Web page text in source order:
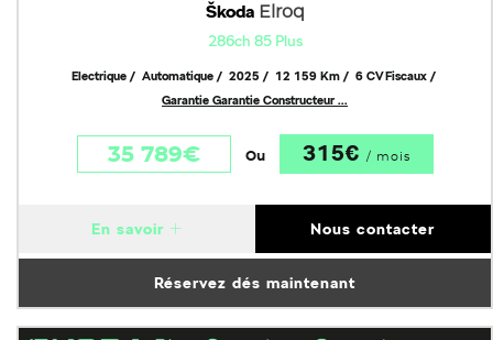
Škoda Elroq
286ch 85 Plus
Electrique Automatique 2025 12 159 Km
6 CV Fiscaux
Garantie Garantie Constructeur ...
35 789€ Ou 315€ / mois
Réservez dés maintenant
En savoir Nous contacter